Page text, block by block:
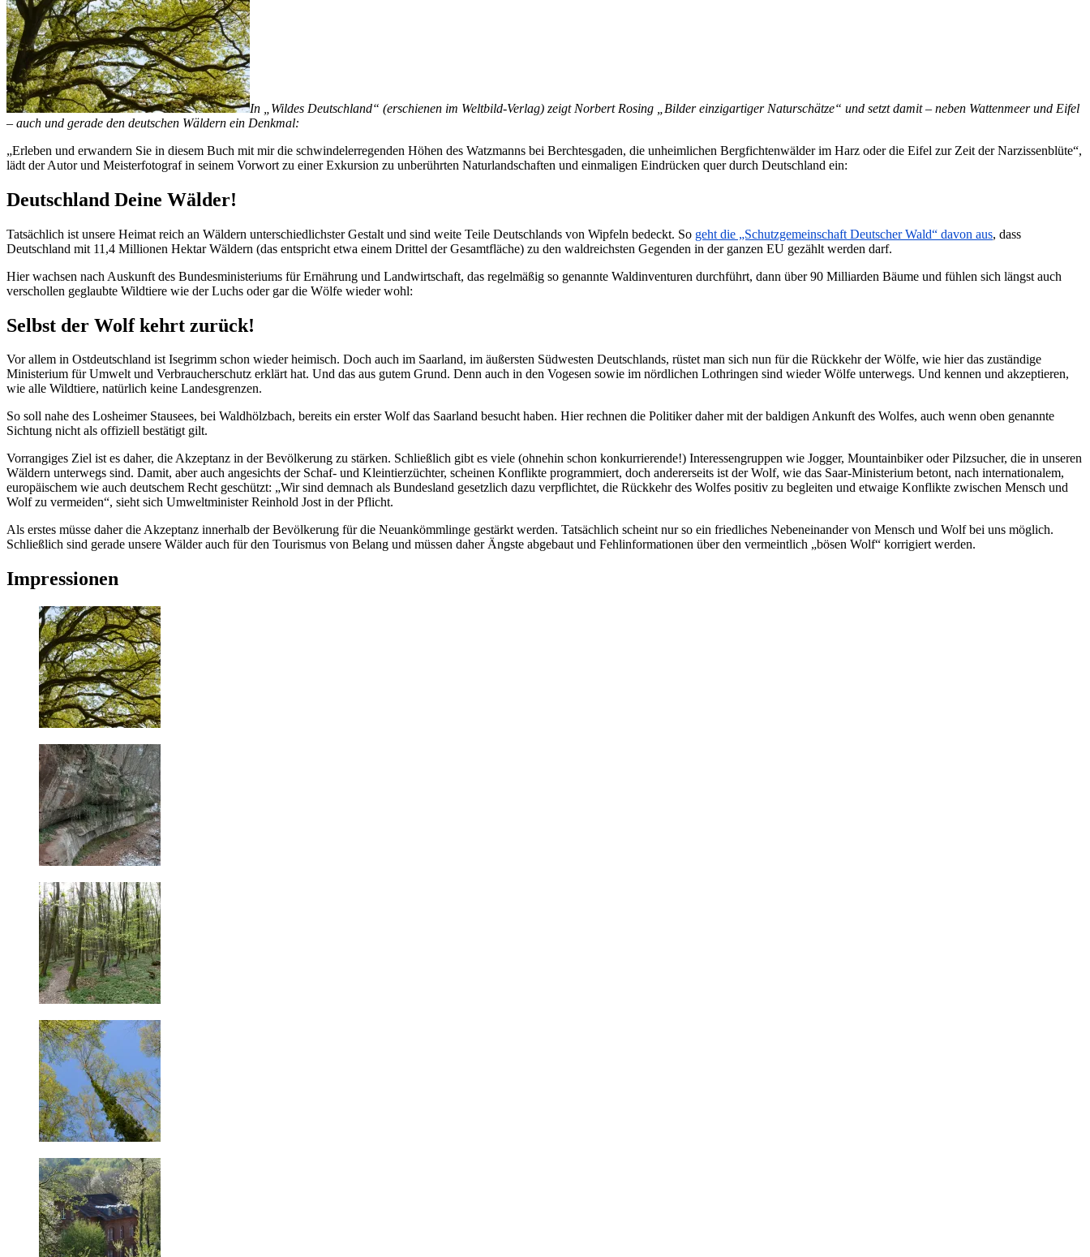
In „Wildes Deutschland“ (erschienen im Weltbild-Verlag) zeigt Norbert Rosing „Bilder einzigartiger Naturschätze“ und setzt damit – neben Wattenmeer und Eifel
– auch und gerade den deutschen Wäldern ein Denkmal:
„Erleben und erwandern Sie in diesem Buch mit mir die schwindelerregenden Höhen des Watzmanns bei Berchtesgaden, die unheimlichen Bergfichtenwälder im Harz oder die Eifel zur Zeit der Narzissenblüte“,
lädt der Autor und Meisterfotograf in seinem Vorwort zu einer Exkursion zu unberührten Naturlandschaften und einmaligen Eindrücken quer durch Deutschland ein:
Deutschland Deine Wälder!
Tatsächlich ist unsere Heimat reich an Wäldern unterschiedlichster Gestalt und sind weite Teile Deutschlands von Wipfeln bedeckt. So geht die „Schutzgemeinschaft Deutscher Wald“ davon aus, dass
Deutschland mit 11,4 Millionen Hektar Wäldern (das entspricht etwa einem Drittel der Gesamtfläche) zu den waldreichsten Gegenden in der ganzen EU gezählt werden darf.
Hier wachsen nach Auskunft des Bundesministeriums für Ernährung und Landwirtschaft, das regelmäßig so genannte Waldinventuren durchführt, dann über 90 Milliarden Bäume und fühlen sich längst auch
verschollen geglaubte Wildtiere wie der Luchs oder gar die Wölfe wieder wohl:
Selbst der Wolf kehrt zurück!
Vor allem in Ostdeutschland ist Isegrimm schon wieder heimisch. Doch auch im Saarland, im äußersten Südwesten Deutschlands, rüstet man sich nun für die Rückkehr der Wölfe, wie hier das zuständige
Ministerium für Umwelt und Verbraucherschutz erklärt hat. Und das aus gutem Grund. Denn auch in den Vogesen sowie im nördlichen Lothringen sind wieder Wölfe unterwegs. Und kennen und akzeptieren,
wie alle Wildtiere, natürlich keine Landesgrenzen.
So soll nahe des Losheimer Stausees, bei Waldhölzbach, bereits ein erster Wolf das Saarland besucht haben. Hier rechnen die Politiker daher mit der baldigen Ankunft des Wolfes, auch wenn oben genannte
Sichtung nicht als offiziell bestätigt gilt.
Vorrangiges Ziel ist es daher, die Akzeptanz in der Bevölkerung zu stärken. Schließlich gibt es viele (ohnehin schon konkurrierende!) Interessengruppen wie Jogger, Mountainbiker oder Pilzsucher, die in unseren
Wäldern unterwegs sind. Damit, aber auch angesichts der Schaf- und Kleintierzüchter, scheinen Konflikte programmiert, doch andererseits ist der Wolf, wie das Saar-Ministerium betont, nach internationalem,
europäischem wie auch deutschem Recht geschützt: „Wir sind demnach als Bundesland gesetzlich dazu verpflichtet, die Rückkehr des Wolfes positiv zu begleiten und etwaige Konflikte zwischen Mensch und
Wolf zu vermeiden“, sieht sich Umweltminister Reinhold Jost in der Pflicht.
Als erstes müsse daher die Akzeptanz innerhalb der Bevölkerung für die Neuankömmlinge gestärkt werden. Tatsächlich scheint nur so ein friedliches Nebeneinander von Mensch und Wolf bei uns möglich.
Schließlich sind gerade unsere Wälder auch für den Tourismus von Belang und müssen daher Ängste abgebaut und Fehlinformationen über den vermeintlich „bösen Wolf“ korrigiert werden.
Impressionen